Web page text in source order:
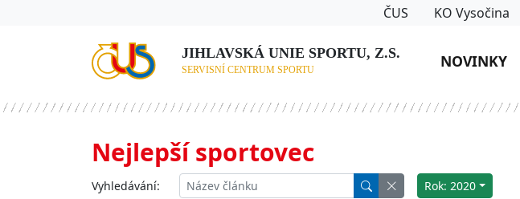
ČUS KO Vysočina
JIHLAVSKÁ UNIE SPORTU, Z.S.
SERVISNÍ CENTRUM SPORTU NOVINKY
Nejlepší sportovec
Vyhledávání: Rok: 2020